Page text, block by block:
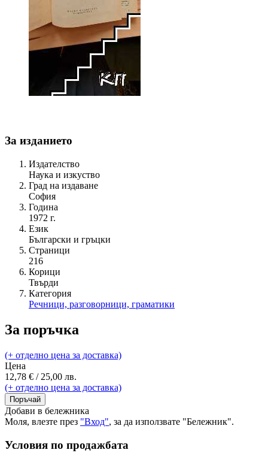
За изданието
Издателство
Наука и изкуство
Град на издаване
София
Година
1972 г.
Език
Български и гръцки
Страници
216
Корици
Твърди
Категория
Речници, разговорници, граматики
За поръчка
(+ отделно цена за доставка)
Цена
12,78 € / 25,00 лв.
(+ отделно цена за доставка)
Поръчай
Добави в бележника
Моля, влезте през "Вход", за да използвате "Бележник".
Условия по продажбата